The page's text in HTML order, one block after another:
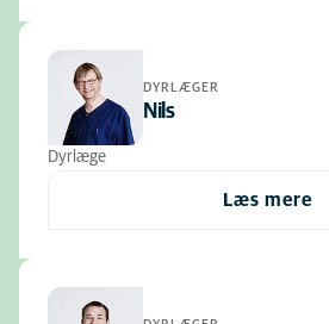
DYRLÆGER
Nils
Dyrlæge
Læs mere